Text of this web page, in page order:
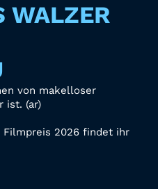
WALZER
von makelloser
ist. (ar)
Filmpreis 2026 findet ihr